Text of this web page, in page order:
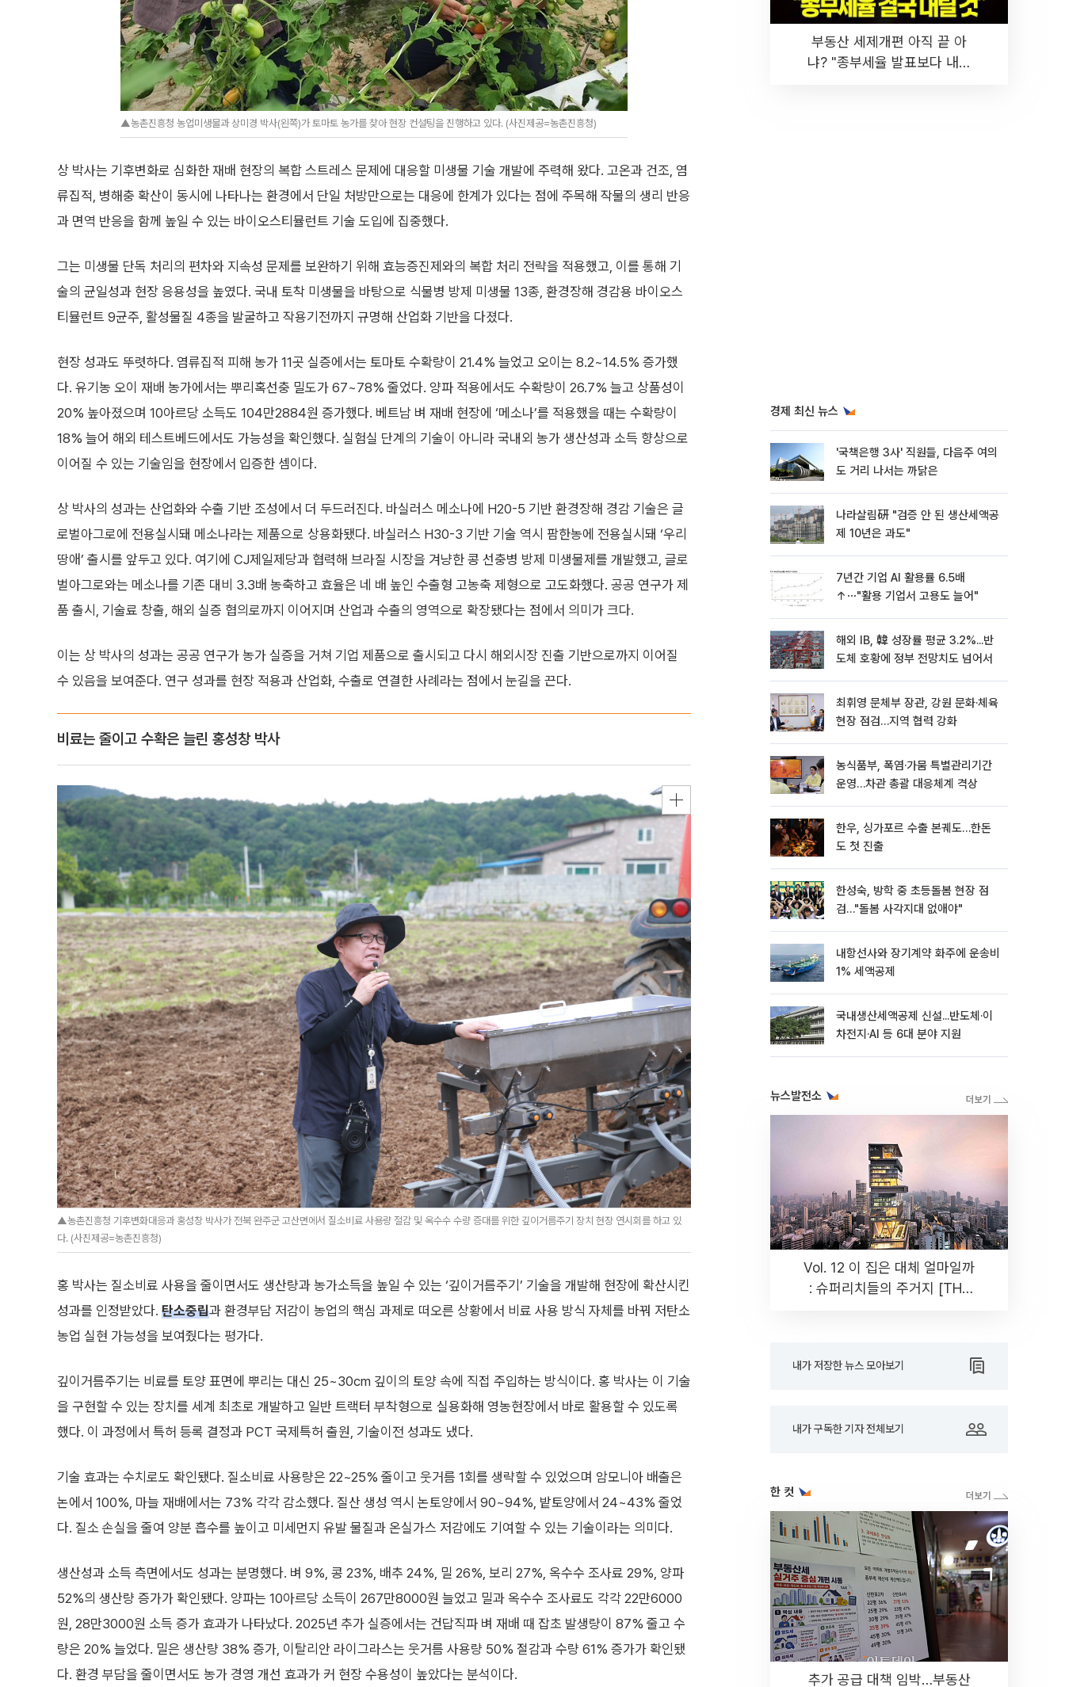
▲농촌진흥청 농업미생물과 상미경 박사(왼쪽)가 토마토 농가를 찾아 현장 컨설팅을 진행하고 있다. (사진제공=농촌진흥청)
상 박사는 기후변화로 심화한 재배 현장의 복합 스트레스 문제에 대응할 미생물 기술 개발에 주력해 왔다. 고온과 건조, 염
류집적, 병해충 확산이 동시에 나타나는 환경에서 단일 처방만으로는 대응에 한계가 있다는 점에 주목해 작물의 생리 반응
과 면역 반응을 함께 높일 수 있는 바이오스티뮬런트 기술 도입에 집중했다.
그는 미생물 단독 처리의 편차와 지속성 문제를 보완하기 위해 효능증진제와의 복합 처리 전략을 적용했고, 이를 통해 기
술의 균일성과 현장 응용성을 높였다. 국내 토착 미생물을 바탕으로 식물병 방제 미생물 13종, 환경장해 경감용 바이오스
티뮬런트 9균주, 활성물질 4종을 발굴하고 작용기전까지 규명해 산업화 기반을 다졌다.
현장 성과도 뚜렷하다. 염류집적 피해 농가 11곳 실증에서는 토마토 수확량이 21.4% 늘었고 오이는 8.2~14.5% 증가했
다. 유기농 오이 재배 농가에서는 뿌리혹선충 밀도가 67~78% 줄었다. 양파 적용에서도 수확량이 26.7% 늘고 상품성이
20% 높아졌으며 10아르당 소득도 104만2884원 증가했다. 베트남 벼 재배 현장에 ‘메소나’를 적용했을 때는 수확량이
18% 늘어 해외 테스트베드에서도 가능성을 확인했다. 실험실 단계의 기술이 아니라 국내외 농가 생산성과 소득 향상으로
이어질 수 있는 기술임을 현장에서 입증한 셈이다.
상 박사의 성과는 산업화와 수출 기반 조성에서 더 두드러진다. 바실러스 메소나에 H20-5 기반 환경장해 경감 기술은 글
로벌아그로에 전용실시돼 메소나라는 제품으로 상용화됐다. 바실러스 H30-3 기반 기술 역시 팜한농에 전용실시돼 ‘우리
땅애’ 출시를 앞두고 있다. 여기에 CJ제일제당과 협력해 브라질 시장을 겨냥한 콩 선충병 방제 미생물제를 개발했고, 글로
벌아그로와는 메소나를 기존 대비 3.3배 농축하고 효율은 네 배 높인 수출형 고농축 제형으로 고도화했다. 공공 연구가 제
품 출시, 기술료 창출, 해외 실증 협의로까지 이어지며 산업과 수출의 영역으로 확장됐다는 점에서 의미가 크다.
이는 상 박사의 성과는 공공 연구가 농가 실증을 거쳐 기업 제품으로 출시되고 다시 해외시장 진출 기반으로까지 이어질
수 있음을 보여준다. 연구 성과를 현장 적용과 산업화, 수출로 연결한 사례라는 점에서 눈길을 끈다.
비료는 줄이고 수확은 늘린 홍성창 박사
▲농촌진흥청 기후변화대응과 홍성창 박사가 전북 완주군 고산면에서 질소비료 사용량 절감 및 옥수수 수량 증대를 위한 깊이거름주기 장치 현장 연시회를 하고 있
다. (사진제공=농촌진흥청)
홍 박사는 질소비료 사용을 줄이면서도 생산량과 농가소득을 높일 수 있는 ‘깊이거름주기’ 기술을 개발해 현장에 확산시킨
성과를 인정받았다. 탄소중립과 환경부담 저감이 농업의 핵심 과제로 떠오른 상황에서 비료 사용 방식 자체를 바꿔 저탄소
농업 실현 가능성을 보여줬다는 평가다.
깊이거름주기는 비료를 토양 표면에 뿌리는 대신 25~30cm 깊이의 토양 속에 직접 주입하는 방식이다. 홍 박사는 이 기술
을 구현할 수 있는 장치를 세계 최초로 개발하고 일반 트랙터 부착형으로 실용화해 영농현장에서 바로 활용할 수 있도록
했다. 이 과정에서 특허 등록 결정과 PCT 국제특허 출원, 기술이전 성과도 냈다.
기술 효과는 수치로도 확인됐다. 질소비료 사용량은 22~25% 줄이고 웃거름 1회를 생략할 수 있었으며 암모니아 배출은
논에서 100%, 마늘 재배에서는 73% 각각 감소했다. 질산 생성 역시 논토양에서 90~94%, 밭토양에서 24~43% 줄었
다. 질소 손실을 줄여 양분 흡수를 높이고 미세먼지 유발 물질과 온실가스 저감에도 기여할 수 있는 기술이라는 의미다.
생산성과 소득 측면에서도 성과는 분명했다. 벼 9%, 콩 23%, 배추 24%, 밀 26%, 보리 27%, 옥수수 조사료 29%, 양파
52%의 생산량 증가가 확인됐다. 양파는 10아르당 소득이 267만8000원 늘었고 밀과 옥수수 조사료도 각각 22만6000
원, 28만3000원 소득 증가 효과가 나타났다. 2025년 추가 실증에서는 건답직파 벼 재배 때 잡초 발생량이 87% 줄고 수
량은 20% 늘었다. 밀은 생산량 38% 증가, 이탈리안 라이그라스는 웃거름 사용량 50% 절감과 수량 61% 증가가 확인됐
다. 환경 부담을 줄이면서도 농가 경영 개선 효과가 커 현장 수용성이 높았다는 분석이다.
부동산 세제개편 아직 끝 아
냐? "종부세율 발표보다 내릴
경제 최신 뉴스
'국책은행 3사' 직원들, 다음주 여의
도 거리 나서는 까닭은
나라살림硏 "검증 안 된 생산세액공
제 10년은 과도"
7년간 기업 AI 활용률 6.5배
↑⋯"활용 기업서 고용도 늘어"
해외 IB, 韓 성장률 평균 3.2%...반
도체 호황에 정부 전망치도 넘어서
최휘영 문체부 장관, 강원 문화·체육
현장 점검…지역 협력 강화
농식품부, 폭염·가뭄 특별관리기간
운영…차관 총괄 대응체계 격상
한우, 싱가포르 수출 본궤도…한돈
도 첫 진출
한성숙, 방학 중 초등돌봄 현장 점
검…"돌봄 사각지대 없애야"
내항선사와 장기계약 화주에 운송비
1% 세액공제
국내생산세액공제 신설...반도체·이
차전지·AI 등 6대 분야 지원
뉴스발전소
Vol. 12 이 집은 대체 얼마일까
: 슈퍼리치들의 주거지 [THE
내가 저장한 뉴스 모아보기
내가 구독한 기자 전체보기
한 컷
추가 공급 대책 임박…부동산